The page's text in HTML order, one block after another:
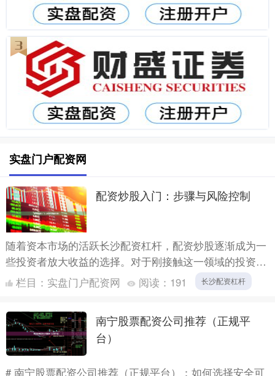
实盘门户配资网
配资炒股入门：步骤与风险控制
随着资本市场的活跃长沙配资杠杆，配资炒股逐渐成为一
些投资者放大收益的选择。对于刚接触这一领域的投资者
来说，了解配资炒股的基本流程和风险控制方法至关重
要。本文将从....
栏目： 实盘门户配资网 阅读： 191 长沙配资杠杆
南宁股票配资公司推荐（正规平
台）
# 南宁股票配资公司推荐（正规平台）：如何选择安全可